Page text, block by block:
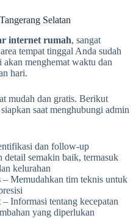
Selatan
internet rumah, sangat
tempat tinggal Anda sudah
menghemat waktu dan
hari.
mudah dan gratis. Berikut
saat menghubungi admin
dan follow-up
detail semakin baik, termasuk
kelurahan
– Memudahkan tim teknis untuk
– Informasi tentang kecepatan
yang diperlukan